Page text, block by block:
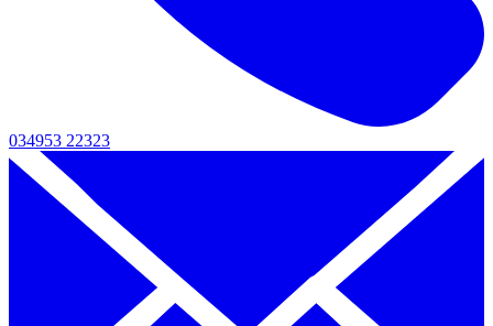
034953 22323